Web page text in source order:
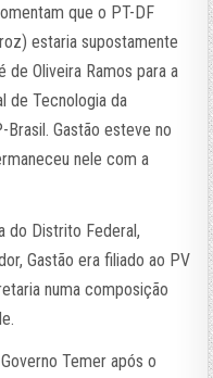
que o PT-DF
estaria supostamente
de Oliveira Ramos para a
de Tecnologia da
Brasil. Gastão esteve no
nele com a
do Distrito Federal,
Gastão era filiado ao PV
numa composição
Temer após o